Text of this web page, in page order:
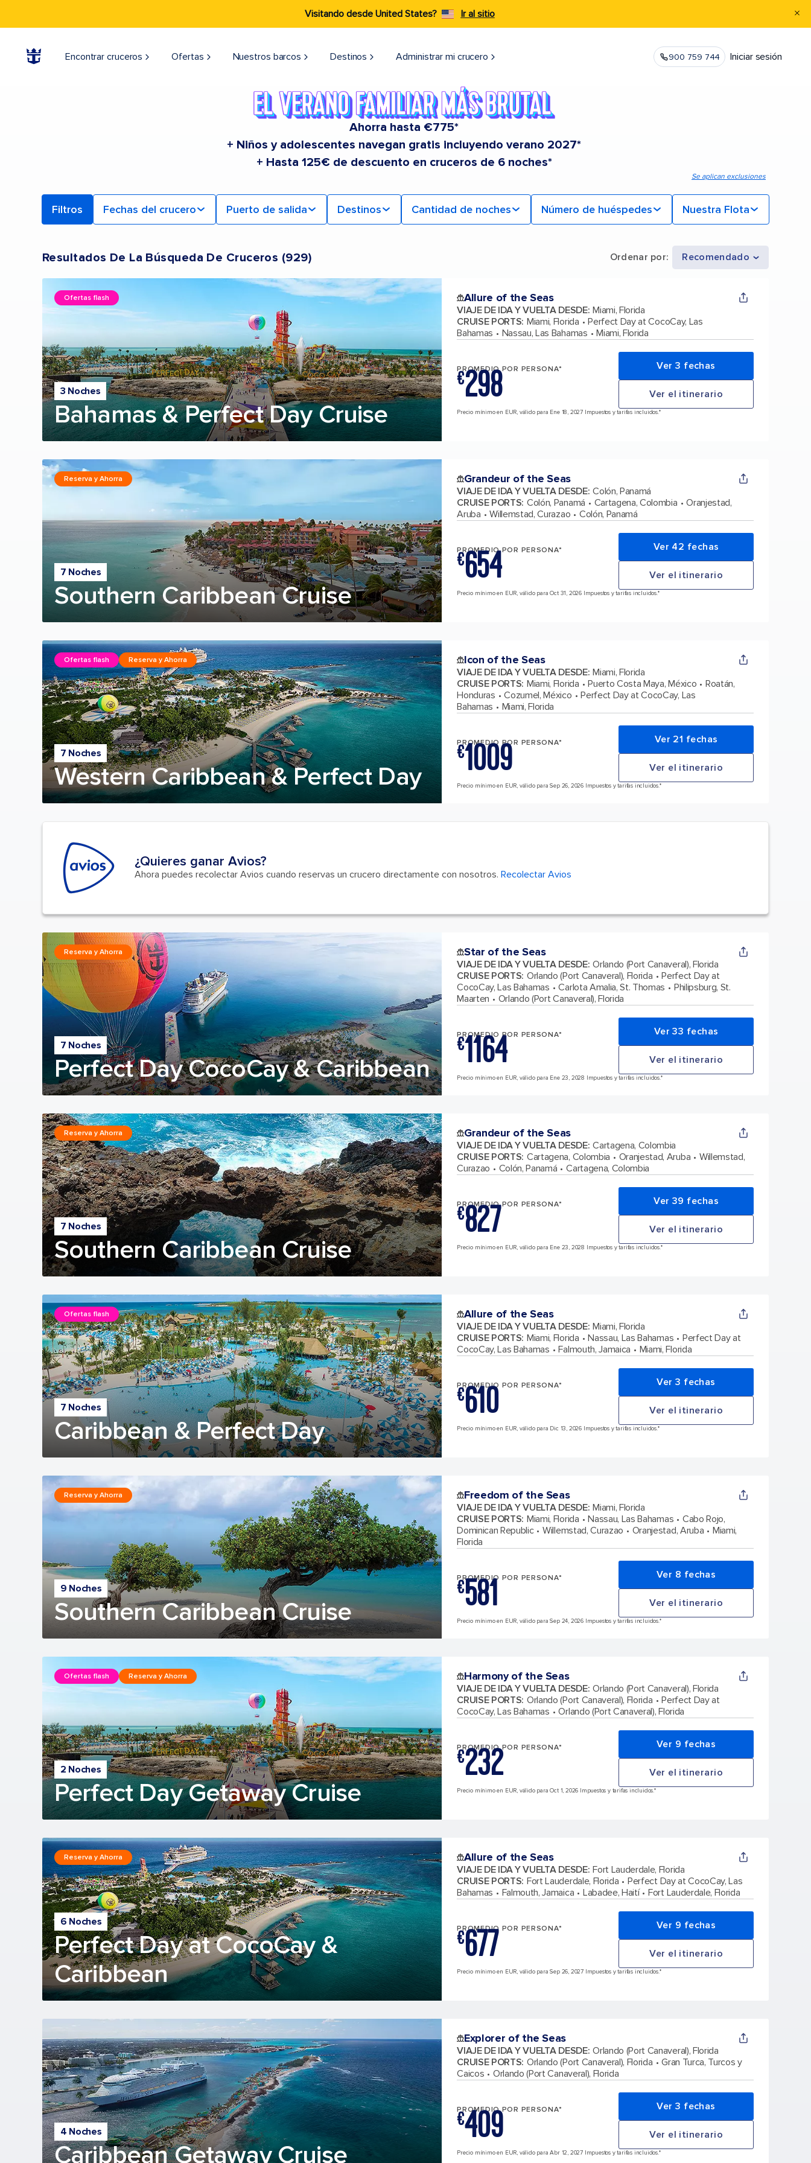
Visitando desde United States? Ir al sitio
Encontrar cruceros Ofertas Nuestros barcos Destinos Administrar mi crucero 900 759 744 Iniciar sesión
Ahorra hasta €775*
+ Niños y adolescentes navegan gratis incluyendo verano 2027*
+ Hasta 125€ de descuento en cruceros de 6 noches*
Se aplican exclusiones
Filtros Fechas del crucero Puerto de salida Destinos Cantidad de noches Número de huéspedes Nuestra Flota
Resultados De La Búsqueda De Cruceros (929) Ordenar por: Recomendado
3 Noches
Bahamas & Perfect Day Cruise
Ofertas flash Allure of the Seas
VIAJE DE IDA Y VUELTA DESDE: Miami, Florida
CRUISE PORTS: Miami, Florida
Perfect Day at CocoCay, Las
Bahamas
Nassau, Las Bahamas Miami, Florida
PROMEDIO POR PERSONA*
€298 Ver 3 fechas
Ver el itinerario
Precio mínimo en EUR, válido para Ene 18, 2027 Impuestos y tarifas incluidos.*
7 Noches
Southern Caribbean Cruise
Reserva y Ahorra Grandeur of the Seas
VIAJE DE IDA Y VUELTA DESDE: Colón, Panamá
CRUISE PORTS: Colón, Panamá Cartagena, Colombia
Oranjestad,
Aruba
Willemstad, Curazao Colón, Panamá
PROMEDIO POR PERSONA*
€654 Ver 42 fechas
Ver el itinerario
Precio mínimo en EUR, válido para Oct 31, 2026 Impuestos y tarifas incluidos.*
7 Noches
Western Caribbean & Perfect Day
Ofertas flash Reserva y Ahorra Icon of the Seas
VIAJE DE IDA Y VUELTA DESDE: Miami, Florida
CRUISE PORTS: Miami, Florida Puerto Costa Maya, México
Roatán,
Honduras
Cozumel, México
Perfect Day at CocoCay, Las
Bahamas
Miami, Florida
PROMEDIO POR PERSONA*
€1009 Ver 21 fechas
Ver el itinerario
Precio mínimo en EUR, válido para Sep 26, 2026 Impuestos y tarifas incluidos.*
¿Quieres ganar Avios?
Ahora puedes recolectar Avios cuando reservas un crucero directamente con nosotros. Recolectar Avios
7 Noches
Perfect Day CocoCay & Caribbean
Reserva y Ahorra Star of the Seas
VIAJE DE IDA Y VUELTA DESDE: Orlando (Port Canaveral), Florida
CRUISE PORTS: Orlando (Port Canaveral), Florida
Perfect Day at
CocoCay, Las Bahamas
Carlota Amalia, St. Thomas
Philipsburg, St.
Maarten
Orlando (Port Canaveral), Florida
PROMEDIO POR PERSONA*
€1164 Ver 33 fechas
Ver el itinerario
Precio mínimo en EUR, válido para Ene 23, 2028 Impuestos y tarifas incluidos.*
7 Noches
Southern Caribbean Cruise
Reserva y Ahorra Grandeur of the Seas
VIAJE DE IDA Y VUELTA DESDE: Cartagena, Colombia
CRUISE PORTS: Cartagena, Colombia Oranjestad, Aruba
Willemstad,
Curazao
Colón, Panamá Cartagena, Colombia
PROMEDIO POR PERSONA*
€827 Ver 39 fechas
Ver el itinerario
Precio mínimo en EUR, válido para Ene 23, 2028 Impuestos y tarifas incluidos.*
7 Noches
Caribbean & Perfect Day
Ofertas flash Allure of the Seas
VIAJE DE IDA Y VUELTA DESDE: Miami, Florida
CRUISE PORTS: Miami, Florida Nassau, Las Bahamas
Perfect Day at
CocoCay, Las Bahamas
Falmouth, Jamaica Miami, Florida
PROMEDIO POR PERSONA*
€610 Ver 3 fechas
Ver el itinerario
Precio mínimo en EUR, válido para Dic 13, 2026 Impuestos y tarifas incluidos.*
9 Noches
Southern Caribbean Cruise
Reserva y Ahorra Freedom of the Seas
VIAJE DE IDA Y VUELTA DESDE: Miami, Florida
CRUISE PORTS: Miami, Florida Nassau, Las Bahamas
Cabo Rojo,
Dominican Republic
Willemstad, Curazao Oranjestad, Aruba
Miami,
Florida
PROMEDIO POR PERSONA*
€581 Ver 8 fechas
Ver el itinerario
Precio mínimo en EUR, válido para Sep 24, 2026 Impuestos y tarifas incluidos.*
2 Noches
Perfect Day Getaway Cruise
Ofertas flash Reserva y Ahorra Harmony of the Seas
VIAJE DE IDA Y VUELTA DESDE: Orlando (Port Canaveral), Florida
CRUISE PORTS: Orlando (Port Canaveral), Florida
Perfect Day at
CocoCay, Las Bahamas
Orlando (Port Canaveral), Florida
PROMEDIO POR PERSONA*
€232 Ver 9 fechas
Ver el itinerario
Precio mínimo en EUR, válido para Oct 1, 2026 Impuestos y tarifas incluidos.*
6 Noches
Perfect Day at CocoCay &
Caribbean
Reserva y Ahorra Allure of the Seas
VIAJE DE IDA Y VUELTA DESDE: Fort Lauderdale, Florida
CRUISE PORTS: Fort Lauderdale, Florida
Perfect Day at CocoCay, Las
Bahamas
Falmouth, Jamaica Labadee, Haití Fort Lauderdale, Florida
PROMEDIO POR PERSONA*
€677 Ver 9 fechas
Ver el itinerario
Precio mínimo en EUR, válido para Sep 26, 2027 Impuestos y tarifas incluidos.*
4 Noches
Caribbean Getaway Cruise
Explorer of the Seas
VIAJE DE IDA Y VUELTA DESDE: Orlando (Port Canaveral), Florida
CRUISE PORTS: Orlando (Port Canaveral), Florida
Gran Turca, Turcos y
Caicos
Orlando (Port Canaveral), Florida
PROMEDIO POR PERSONA*
€409 Ver 3 fechas
Ver el itinerario
Precio mínimo en EUR, válido para Abr 12, 2027 Impuestos y tarifas incluidos.*